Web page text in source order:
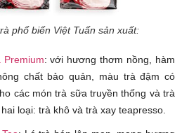
phổ biến Việt Tuấn sản xuất:
Premium: với hương thơm nồng, hàm
chất bảo quản, màu trà đậm có
các món trà sữa truyền thống và trà
loại: trà khô và trà xay teapresso.